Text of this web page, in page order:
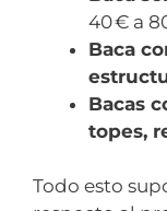
40 € a
Baca
Bacas
topes,
Todo esto